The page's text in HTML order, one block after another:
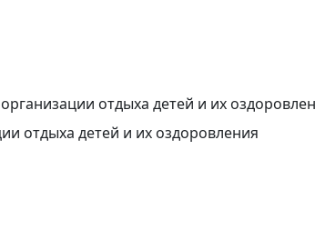
отдыха детей и их
отдыха детей и их оздоровления